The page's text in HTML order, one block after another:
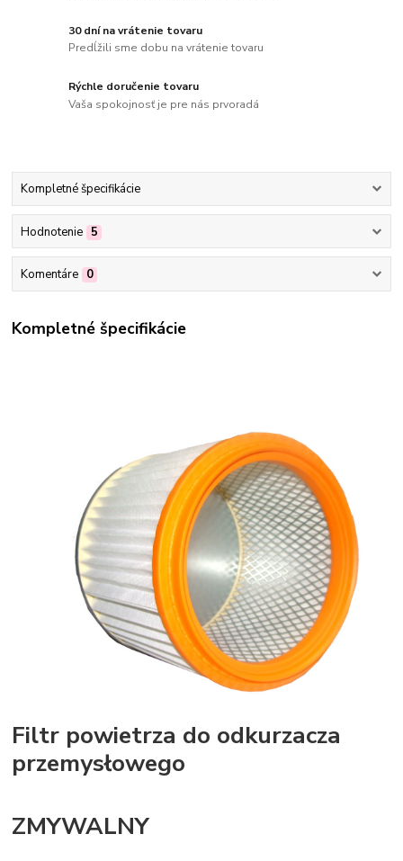
30 dní na vrátenie tovaru
Predĺžili sme dobu na vrátenie tovaru
Rýchle doručenie tovaru
Vaša spokojnosť je pre nás prvoradá
Kompletné špecifikácie
Hodnotenie 5
Komentáre 0
Kompletné špecifikácie
Filtr powietrza do odkurzacza
przemysłowego
ZMYWALNY